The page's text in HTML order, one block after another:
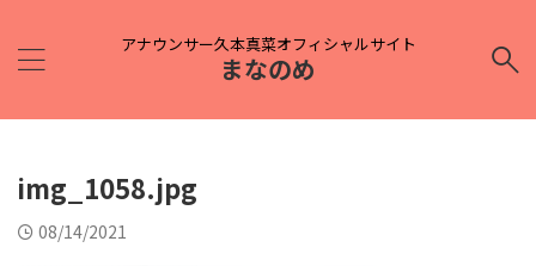
アナウンサー久本真菜オフィシャルサイト
まなのめ
img_1058.jpg
08/14/2021